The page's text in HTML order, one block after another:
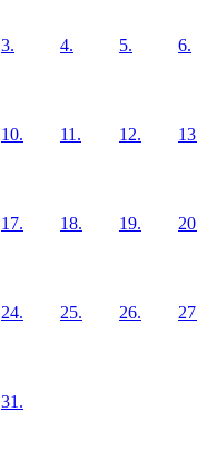
3. 4. 5. 6.
10. 11. 12.
17. 18. 19.
24. 25. 26.
31.